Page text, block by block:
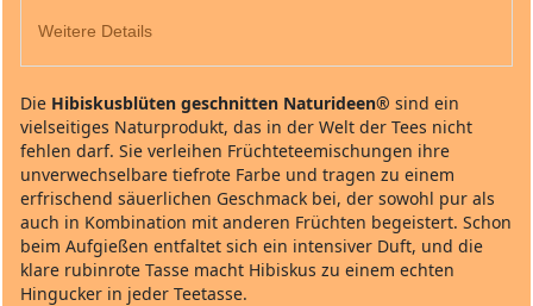
Weitere Details
Die Hibiskusblüten geschnitten Naturideen® sind ein
vielseitiges Naturprodukt, das in der Welt der Tees nicht
fehlen darf. Sie verleihen Früchteteemischungen ihre
unverwechselbare tiefrote Farbe und tragen zu einem
erfrischend säuerlichen Geschmack bei, der sowohl pur als
auch in Kombination mit anderen Früchten begeistert. Schon
beim Aufgießen entfaltet sich ein intensiver Duft, und die
klare rubinrote Tasse macht Hibiskus zu einem echten
Hingucker in jeder Teetasse.